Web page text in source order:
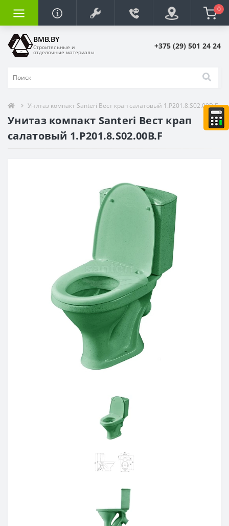
0
BMB.BY
Строительные и
отделочные материалы
+375 (29) 501 24 24
Унитаз компакт Santeri Вест крап салатовый 1.P201.8.S02.00B.F
Унитаз компакт Santeri Вест крап
салатовый 1.P201.8.S02.00B.F